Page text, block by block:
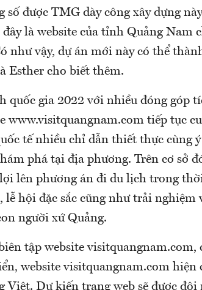
được TMG dày công xây dựng
là website của tỉnh Quảng Nam
như vậy, dự án mới này có thể
Esther cho biết thêm.
quốc gia 2022 với nhiều đóng góp
www.visitquangnam.com tiếp tục
tế nhiều chỉ dẫn thiết thực cùng
phá tại địa phương. Trên cơ sở
lên phương án đi du lịch trong
lễ hội đặc sắc cũng như trải nghiệm
người xứ Quảng.
tập website visitquangnam.com,
website visitquangnam.com hiện
Việt. Dự kiến ​​trang web sẽ được đội